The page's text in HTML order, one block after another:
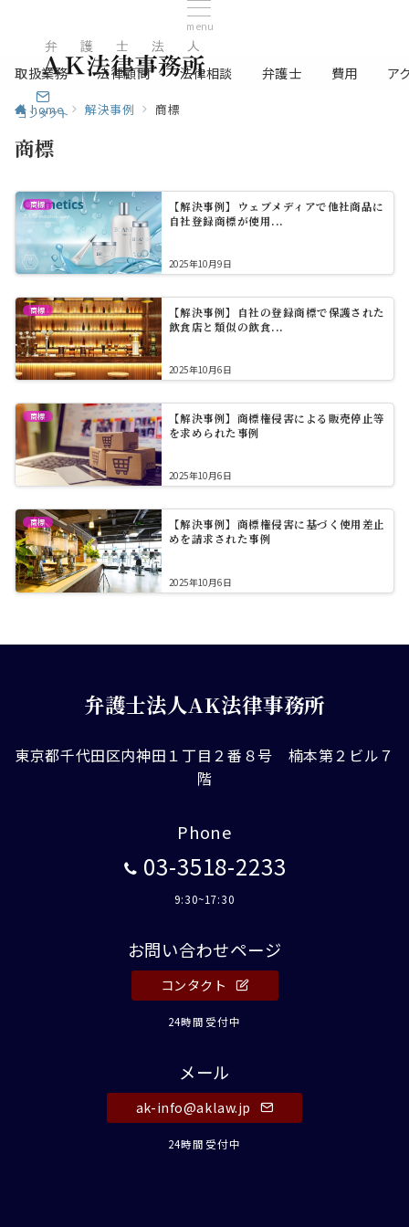
menu
コンタクト
取扱業務 法律顧問 法律相談 弁護士 費用 ア
home 解決事例 商標
商標
商標
【解決事例】ウェブメディアで他社商品に
自社登録商標が使用...
2025年10月9日
商標
【解決事例】自社の登録商標で保護された
飲食店と類似の飲食...
2025年10月6日
商標
【解決事例】商標権侵害による販売停止等
を求められた事例
2025年10月6日
商標
【解決事例】商標権侵害に基づく使用差止
めを請求された事例
2025年10月6日
弁護士法人AK法律事務所
東京都千代田区内神田１丁目２番８号 楠本第２ビル７
階
Phone
03-3518-2233
9:30~17:30
お問い合わせページ
コンタクト
24時間受付中
メール
ak-info@aklaw.jp
24時間受付中